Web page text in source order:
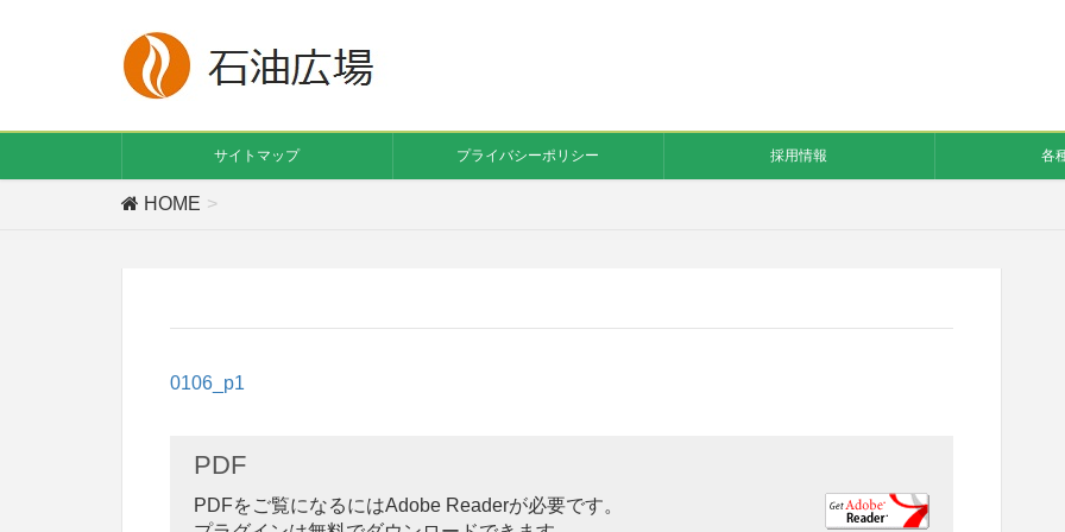
サイトマップ プライバシーポリシー 採用情報 各
HOME
0106_p1
PDF
PDFをご覧になるにはAdobe Readerが必要です。